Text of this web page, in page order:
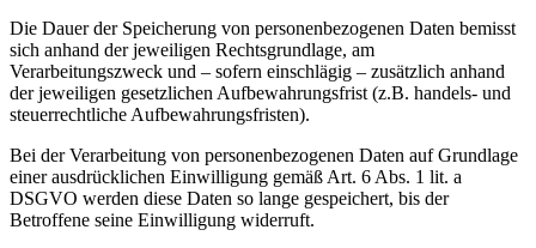
Die Dauer der Speicherung von personenbezogenen Daten bemisst
sich anhand der jeweiligen Rechtsgrundlage, am
Verarbeitungszweck und – sofern einschlägig – zusätzlich anhand
der jeweiligen gesetzlichen Aufbewahrungsfrist (z.B. handels- und
steuerrechtliche Aufbewahrungsfristen).
Bei der Verarbeitung von personenbezogenen Daten auf Grundlage
einer ausdrücklichen Einwilligung gemäß Art. 6 Abs. 1 lit. a
DSGVO werden diese Daten so lange gespeichert, bis der
Betroffene seine Einwilligung widerruft.